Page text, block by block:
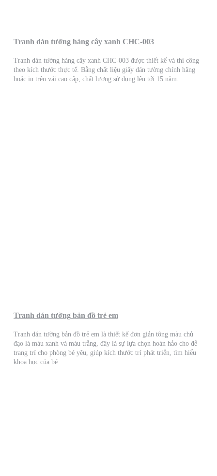
Tranh dán tường hàng cây xanh CHC-003
Tranh dán tường hàng cây xanh CHC-003 được thiết kế và thi công
theo kích thước thực tế. Bằng chất liệu giấy dán tường chính hãng
hoặc in trên vải cao cấp, chất lượng sử dụng lên tới 15 năm.
Tranh dán tường bản đồ trẻ em
Tranh dán tường bản đồ trẻ em là thiết kế đơn giản tông màu chủ
đạo là màu xanh và màu trắng, đây là sự lựa chọn hoàn hảo cho để
trang trí cho phòng bé yêu, giúp kích thước trí phát triển, tìm hiểu
khoa học của bé